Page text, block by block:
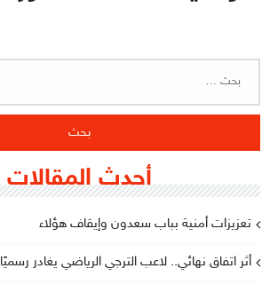
أحدث المقالات
تعزيزات أمنية بباب سعدون وإيقاف هؤلاء
أثر اتفاق نهائي.. لاعب الترجي الرياضي يغادر رسميًا